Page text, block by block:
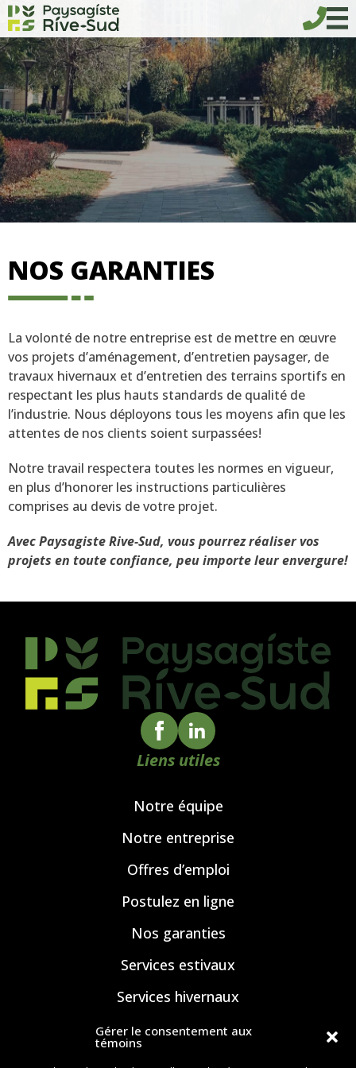
Gérer le consentement aux
témoins
Skip
to
content
NOS GARANTIES
La volonté de notre entreprise est de mettre en œuvre
vos projets d’aménagement, d’entretien paysager, de
travaux hivernaux et d’entretien des terrains sportifs en
respectant les plus hauts standards de qualité de
l’industrie. Nous déployons tous les moyens afin que les
attentes de nos clients soient surpassées!
Notre travail respectera toutes les normes en vigueur,
en plus d’honorer les instructions particulières
comprises au devis de votre projet.
Avec Paysagiste Rive-Sud, vous pourrez réaliser vos
projets en toute confiance, peu importe leur envergure!
Liens utiles
Notre équipe
Notre entreprise
Offres d’emploi
Postulez en ligne
Nos garanties
Services estivaux
Services hivernaux
Nos réalisations
Nos coordonnées